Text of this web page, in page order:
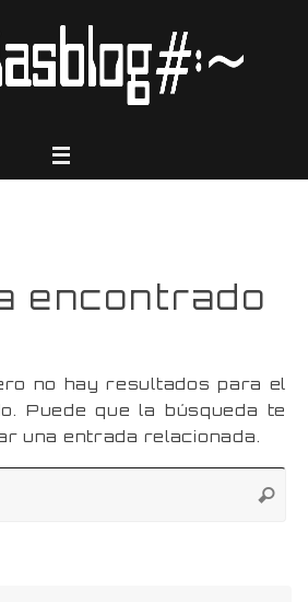
encontrado
no hay resultados para el
Puede que la búsqueda te
una entrada relacionada.
Buscar